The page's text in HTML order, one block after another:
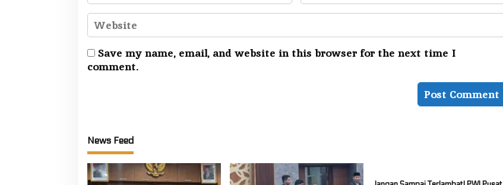
Save my name, email, and website in this browser for the next time I
comment.
News Feed